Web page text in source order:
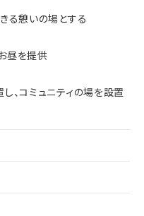
る憩いの場とする
昼を提供
、コミュニティの場を設置